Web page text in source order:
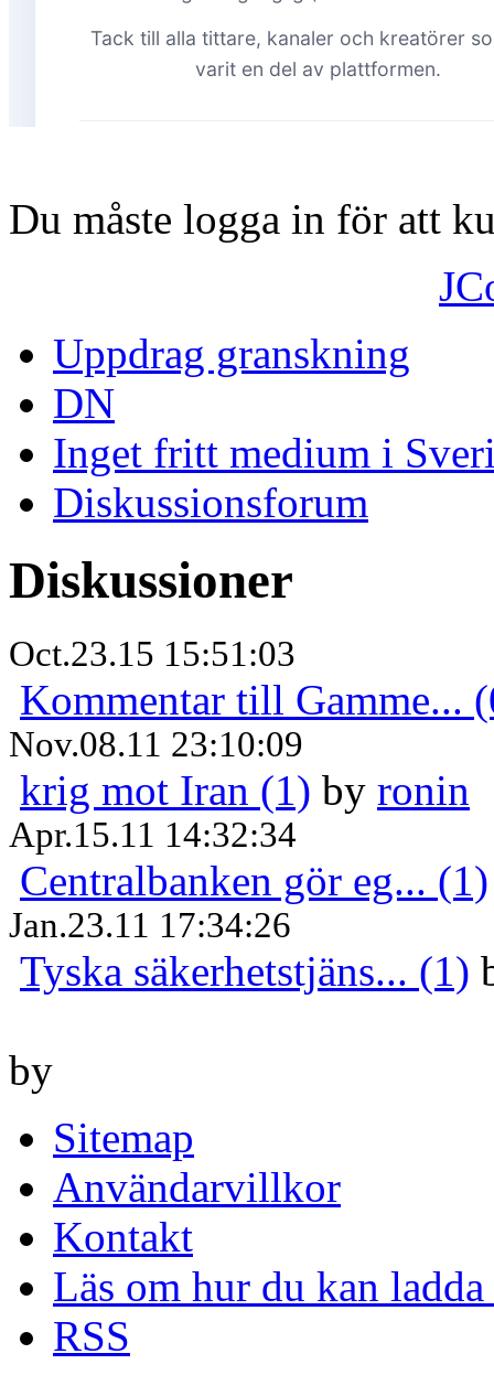
Du måste logga in för att
Uppdrag granskning
DN
Inget fritt medium i
Diskussionsforum
Diskussioner
Oct.23.15 15:51:03
Kommentar till Gamme...
Nov.08.11 23:10:09
krig mot Iran (1) by ronin
Apr.15.11 14:32:34
Centralbanken gör eg... (1)
Jan.23.11 17:34:26
Tyska säkerhetstjäns... (1)
by
Sitemap
Användarvillkor
Kontakt
Läs om hur du kan
RSS